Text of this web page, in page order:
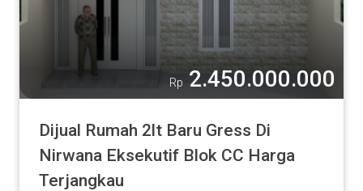
Rp 2.450.000.000
Dijual Rumah 2lt Baru Gress Di
Nirwana Eksekutif Blok CC Harga
Terjangkau